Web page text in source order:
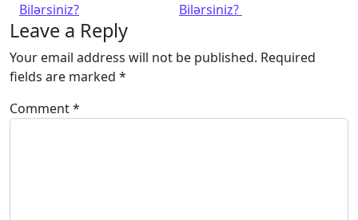
Bilərsiniz?
Bilərsiniz?
Leave a Reply
Your email address will not be published. Required
fields are marked *
Comment*